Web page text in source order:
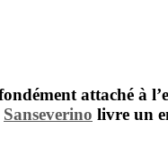
attaché à
Sanseverino livre un